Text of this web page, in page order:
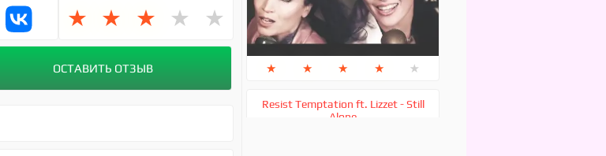
★ ★ ★ ★ ★
★ ★ ★ ★ ★
Resist Temptation ft. Lizzet - Still
Alone